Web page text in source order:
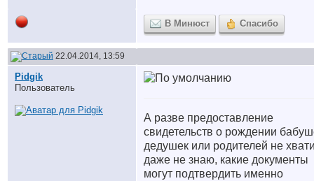
В Минюст Спасибо
22.04.2014, 13:59
Pidgik
Пользователь
А разве предоставление
свидетельств о рождении
дедушек или родителей не
даже не знаю, какие документы
могут подтвердить именно